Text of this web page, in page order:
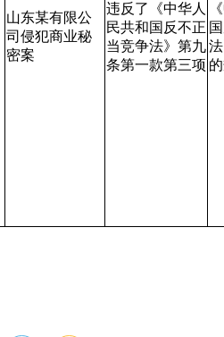
山东某有限公
司侵犯商业秘
密案
违反了
《中华人
民共和国反不正
当竞争法》第九
条第一款第三项